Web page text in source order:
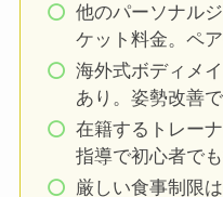
他のパーソナル
ケット料金。ペ
海外式ボディメ
あり。姿勢改善
在籍するトレー
指導で初心者で
厳しい食事制限